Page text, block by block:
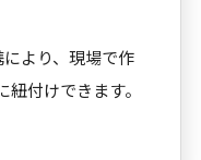
より、現場で作
付けできます。